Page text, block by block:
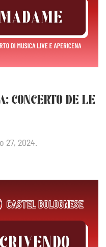
CONCERTO DE LE
27, 2024.